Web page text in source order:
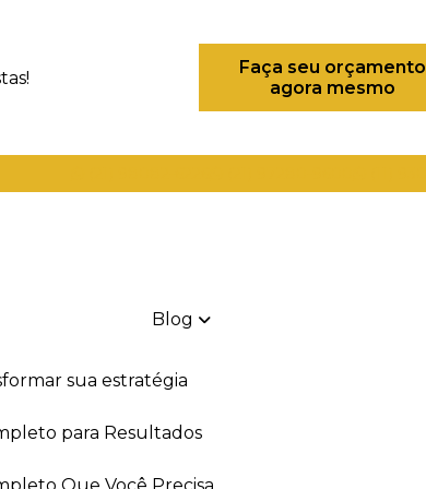
Faça seu orçamento
agora mesmo
Blog
sua estratégia
para Resultados